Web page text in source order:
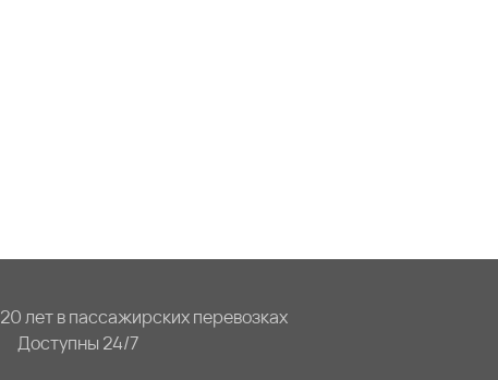
20 лет в пассажирских перевозках
Доступны 24/7